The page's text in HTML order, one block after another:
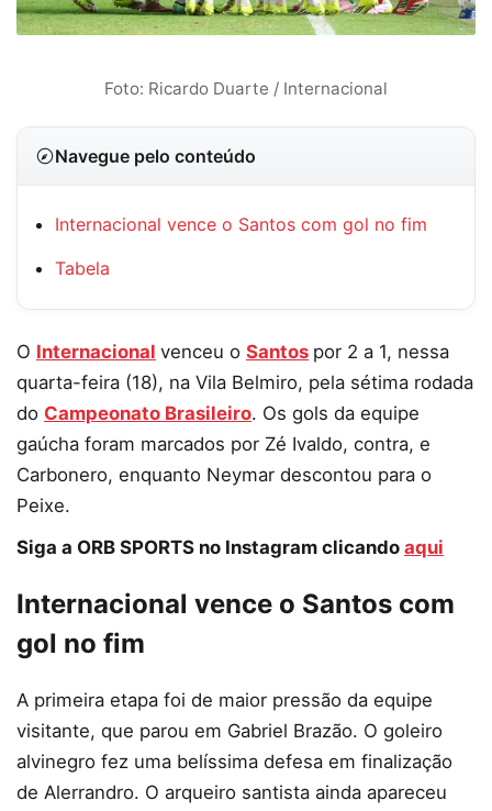
Foto: Ricardo Duarte / Internacional
Navegue pelo conteúdo
Internacional vence o Santos com gol no fim
Tabela
O Internacional venceu o Santos por 2 a 1, nessa
quarta-feira (18), na Vila Belmiro, pela sétima rodada
do Campeonato Brasileiro. Os gols da equipe
gaúcha foram marcados por Zé Ivaldo, contra, e
Carbonero, enquanto Neymar descontou para o
Peixe.
Siga a ORB SPORTS no Instagram clicando aqui
Internacional vence o Santos com
gol no fim
A primeira etapa foi de maior pressão da equipe
visitante, que parou em Gabriel Brazão. O goleiro
alvinegro fez uma belíssima defesa em finalização
de Alerrandro. O arqueiro santista ainda apareceu